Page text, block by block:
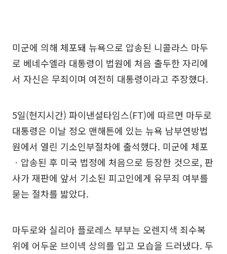
미군에 의해 체포돼 뉴욕으로 압송된 니콜라스 마두
로 베네수엘라 대통령이 법원에 처음 출두한 자리에
서 자신은 무죄이며 여전히 대통령이라고 주장했다.
5일(현지시간) 파이낸셜타임스(FT)에 따르면 마두로
대통령은 이날 정오 맨해튼에 있는 뉴욕 남부연방법
원에서 열린 기소인부절차에 출석했다. 미군에 체포
ㆍ압송된 후 미국 법정에 처음으로 등장한 것으로, 판
사가 재판에 앞서 기소된 피고인에게 유무죄 여부를
묻는 절차를 밟았다.
마두로와 실리아 플로레스 부부는 오렌지색 죄수복
위에 어두운 브이넥 상의를 입고 모습을 드러냈다. 두